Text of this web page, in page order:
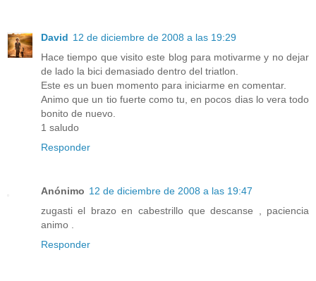
David 12 de diciembre de 2008 a las 19:29
Hace tiempo que visito este blog para motivarme y no dejar
de lado la bici demasiado dentro del triatlon.
Este es un buen momento para iniciarme en comentar.
Animo que un tio fuerte como tu, en pocos dias lo vera todo
bonito de nuevo.
1 saludo
Responder
Anónimo 12 de diciembre de 2008 a las 19:47
zugasti el brazo en cabestrillo que descanse , paciencia
animo .
Responder